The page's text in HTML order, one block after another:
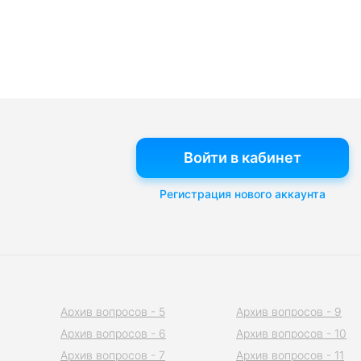
Войти в кабинет
Регистрация нового аккаунта
Архив вопросов - 5
Архив вопросов - 6
Архив вопросов - 7
Архив вопросов - 9
Архив вопросов - 10
Архив вопросов - 11